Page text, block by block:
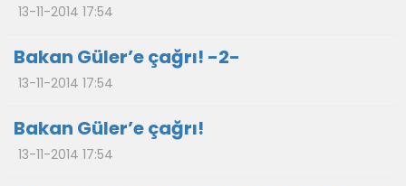
13-11-2014 17:54
Bakan Güler’e çağrı! -2-
13-11-2014 17:54
Bakan Güler’e çağrı!
13-11-2014 17:54